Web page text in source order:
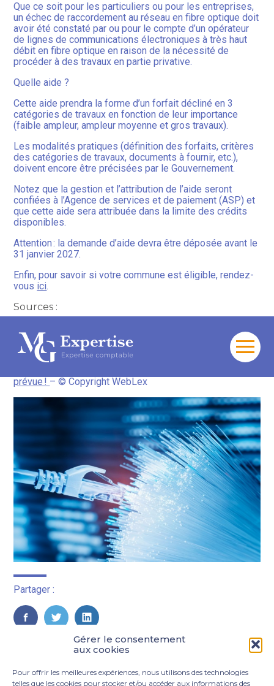
Gérer le consentement
aux cookies
Pour offrir les meilleures expériences, nous utilisons des technologies
telles que les cookies pour stocker et/ou accéder aux informations des
Aller
Que ce soit pour les particuliers ou pour les entreprises,
un échec de raccordement au réseau en fibre optique doit
avoir été constaté par ou pour le compte d’un opérateur
de lignes de communications électroniques à très haut
débit en fibre optique en raison de la nécessité de
procéder à des travaux en partie privative.
Quelle aide ?
Cette aide prendra la forme d’un forfait décliné en 3
catégories de travaux en fonction de leur importance
(faible ampleur, ampleur moyenne et gros travaux).
Les modalités pratiques (définition des forfaits, critères
des catégories de travaux, documents à fournir, etc.),
doivent encore être précisées par le Gouvernement.
Notez que la gestion et l’attribution de l’aide seront
confiées à l’Agence de services et de paiement (ASP) et
que cette aide sera attribuée dans la limite des crédits
disponibles.
Attention : la demande d’aide devra être déposée avant le
31 janvier 2027.
Enfin, pour savoir si votre commune est éligible, rendez-
vous ici.
Sources :
aide à la réalisation des travaux en domaine privé pour
le raccordement à un réseau en fibre optique
prévue ! – © Copyright WebLex
Partager :
FaceBook
TwitterLinkedIn